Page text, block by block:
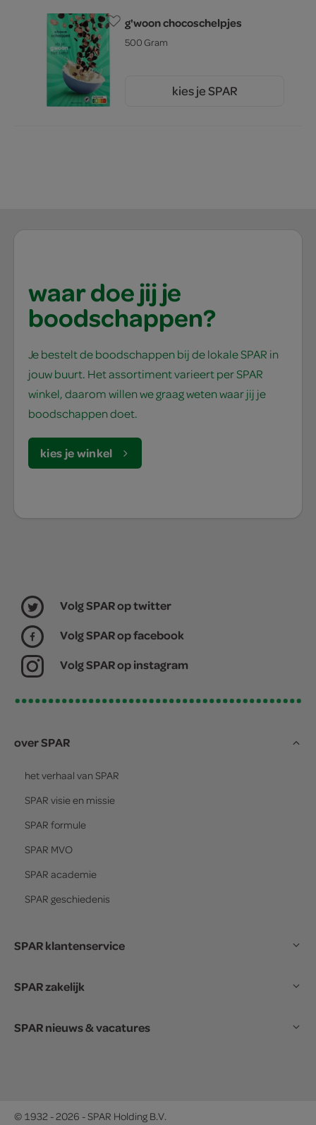
g'woon chocoschelpjes
500 Gram
kies je SPAR
waar doe jij je
boodschappen?
Je bestelt de boodschappen bij de lokale SPAR in
jouw buurt. Het assortiment varieert per SPAR
winkel, daarom willen we graag weten waar jij je
boodschappen doet.
kies je winkel
Volg SPAR op twitter
Volg SPAR op facebook
Volg SPAR op instagram
over SPAR
het verhaal van SPAR
SPAR visie en missie
SPAR formule
SPAR MVO
SPAR academie
SPAR geschiedenis
SPAR klantenservice
SPAR zakelijk
SPAR nieuws & vacatures
© 1932 - 2026 - SPAR Holding B.V.